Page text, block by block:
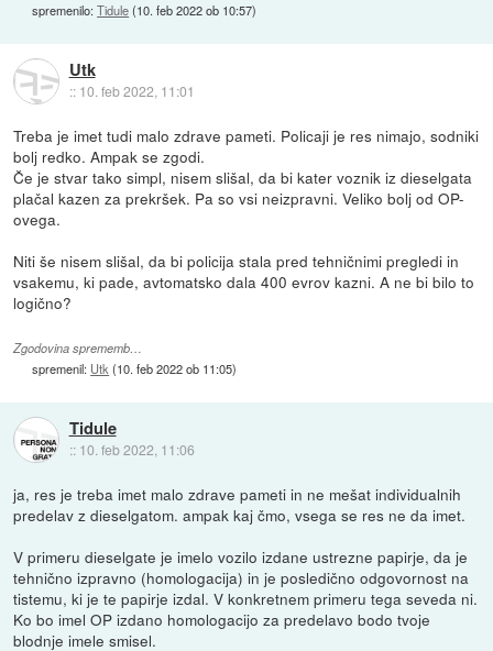
spremenilo:Tidule(10. feb 2022 ob 10:57)
Utk
:: 10. feb 2022, 11:01
Treba je imet tudi malo zdrave pameti. Policaji je res nimajo, sodniki
bolj redko. Ampak se zgodi.
Če je stvar tako simpl, nisem slišal, da bi kater voznik iz dieselgata
plačal kazen za prekršek. Pa so vsi neizpravni. Veliko bolj od OP-
ovega.
Niti še nisem slišal, da bi policija stala pred tehničnimi pregledi in
vsakemu, ki pade, avtomatsko dala 400 evrov kazni. A ne bi bilo to
logično?
Zgodovina sprememb…
spremenil: Utk (10. feb 2022 ob 11:05)
Tidule
:: 10. feb 2022, 11:06
ja, res je treba imet malo zdrave pameti in ne mešat individualnih
predelav z dieselgatom. ampak kaj čmo, vsega se res ne da imet.
V primeru dieselgate je imelo vozilo izdane ustrezne papirje, da je
tehnično izpravno (homologacija) in je posledično odgovornost na
tistemu, ki je te papirje izdal. V konkretnem primeru tega seveda ni.
Ko bo imel OP izdano homologacijo za predelavo bodo tvoje
blodnje imele smisel.